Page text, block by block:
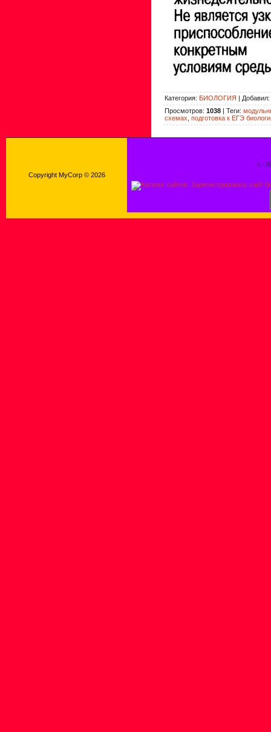
Категория: БИОЛОГИЯ | Добавил:
Просмотров: 1038 | Теги:
схемах подготовка к ЕГЭ
Copyright MyCorp © 2026
!--